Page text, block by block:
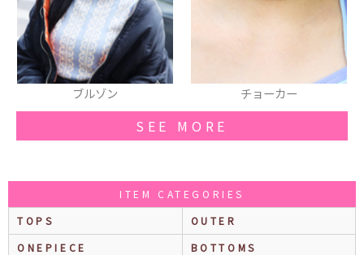
SEE MORE
ITEM CATEGORIES
TOPS
OUTER
ONEPIECE
BOTTOMS